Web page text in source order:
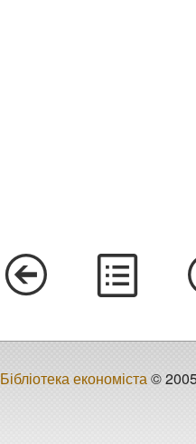
Бібліотека економіста©